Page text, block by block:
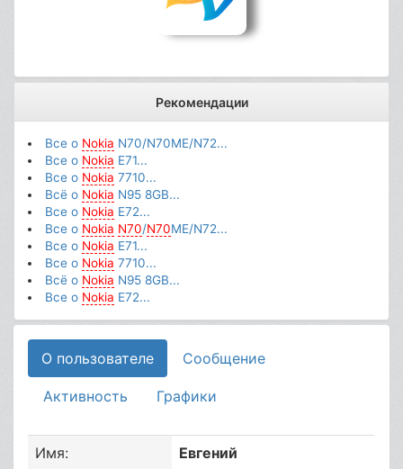
Рекомендации
Все о Nokia N70/N70ME/N72...
Все о Nokia E71...
Все о Nokia 7710...
Всё о Nokia N95 8GB...
Все о Nokia E72...
Все о Nokia N70/N70ME/N72...
Все о Nokia E71...
Все о Nokia 7710...
Всё о Nokia N95 8GB...
Все о Nokia E72...
О пользователе Сообщение
Активность Графики
Имя:
Евгений